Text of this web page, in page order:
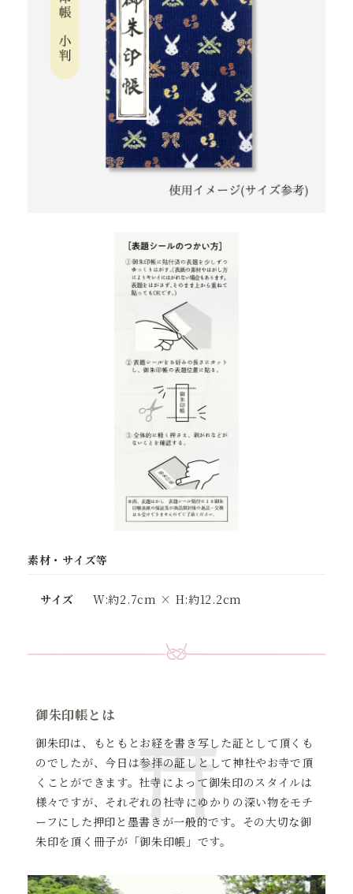
素材・サイズ等
サイズ W:約2.7cm × H:約12.2cm
御朱印帳とは
御朱印は、もともとお経を書き写した証として頂くも
のでしたが、今日は参拝の証しとして神社やお寺で頂
くことができます。社寺によって御朱印のスタイルは
様々ですが、それぞれの社寺に ゆかりの深い物をモチ
ーフにした押印と墨書きが一般的です。 その大切な御
朱印を頂く冊子が「御朱印帳」です。